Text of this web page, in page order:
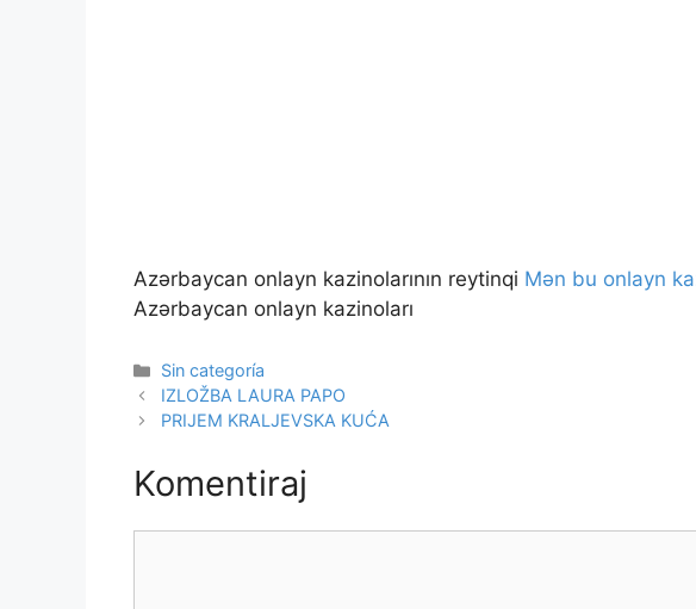
Azərbaycan onlayn kazinolarının reytinqi Mən bu onlayn
Azərbaycan onlayn kazinoları
Kategorije
Sin categoría
IZLOŽBA LAURA PAPO
PRIJEM KRALJEVSKA KUĆA
Komentiraj